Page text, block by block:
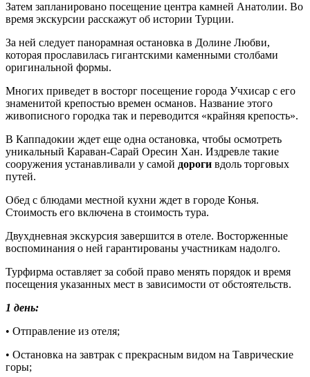
Затем запланировано посещение центра камней Анатолии. Во
время экскурсии расскажут об истории Турции.
За ней следует панорамная остановка в Долине Любви,
которая прославилась гигантскими каменными столбами
оригинальной формы.
Многих приведет в восторг посещение города Учхисар с его
знаменитой крепостью времен османов. Название этого
живописного городка так и переводится «крайняя крепость».
В Каппадокии ждет еще одна остановка, чтобы осмотреть
уникальный Караван-Сарай Оресин Хан. Издревле такие
сооружения устанавливали у самой дороги вдоль торговых
путей.
Обед с блюдами местной кухни ждет в городе Конья.
Стоимость его включена в стоимость тура.
Двухдневная экскурсия завершится в отеле. Восторженные
воспоминания о ней гарантированы участникам надолго.
Турфирма оставляет за собой право менять порядок и время
посещения указанных мест в зависимости от обстоятельств.
1 день:
• Отправление из отеля;
• Остановка на завтрак c прекрасным видом на Таврические
горы;